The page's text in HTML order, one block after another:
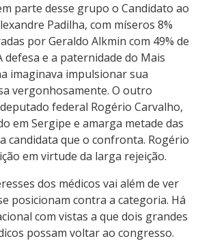
parte desse grupo o Candidato ao
Padilha, com míseros 8%
por Geraldo Alkmin com 49% de
defesa e a paternidade do Mais
imaginava impulsionar sua
vergonhosamente. O outro
federal Rogério Carvalho,
em Sergipe e amarga metade das
candidata que o confronta. Rogério
em virtude da larga rejeição.
dos médicos vai além de ver
posicionam contra a categoria. Há
com vistas a que dois grandes
possam voltar ao congresso.